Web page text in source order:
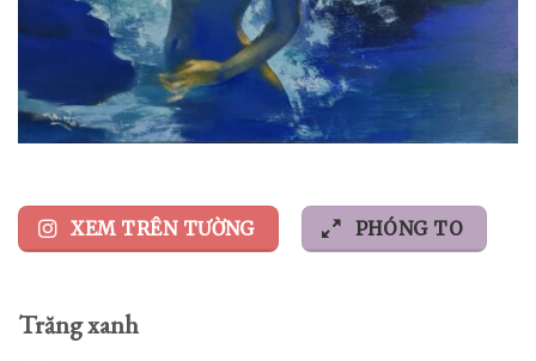
XEM TRÊN TƯỜNG PHÓNG TO
Trăng xanh